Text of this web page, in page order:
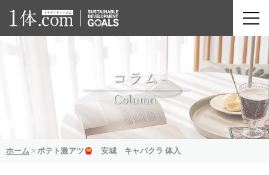
ホーム > ポテト激アツ 安城 キャバクラ 体入